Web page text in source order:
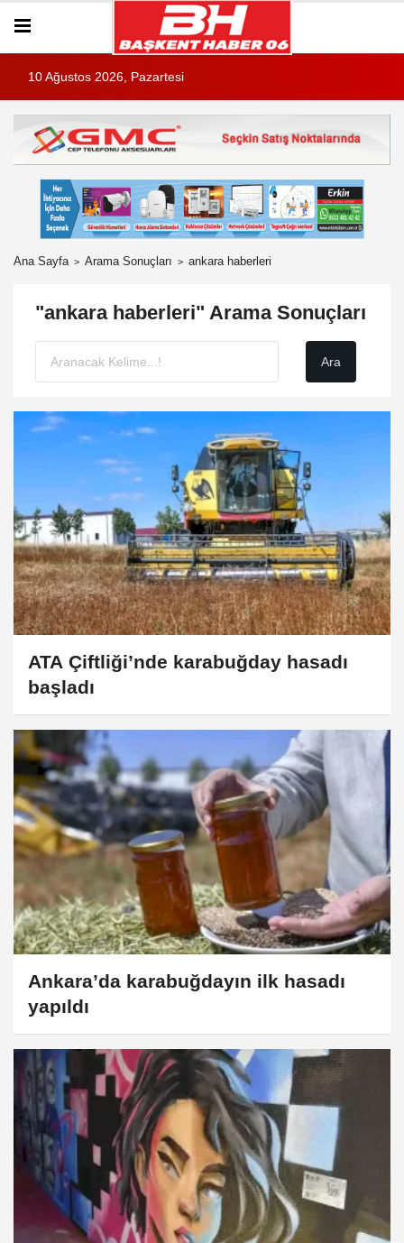
10 Ağustos 2026, Pazartesi
Ana Sayfa Arama Sonuçları ankara haberleri
"ankara haberleri" Arama Sonuçları
ATA Çiftliği’nde karabuğday hasadı
başladı
Ankara’da karabuğdayın ilk hasadı
yapıldı